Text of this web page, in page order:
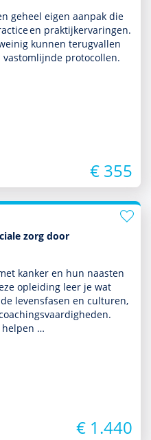
geheel eigen aanpak die
en prak­tijkervaringen.
kunnen terugvallen
vastomlijnde protocollen.
€ 355
zorg door
kanker en hun naasten
opleiding leer je wat
levensfasen en culturen,
helpen …
€ 1.440